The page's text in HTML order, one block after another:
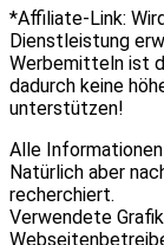
*Affiliate-Link:
Dienstleistung
Werbemitteln ist
dadurch keine
unterstützen!
Alle
Natürlich aber
recherchiert.
Verwendete